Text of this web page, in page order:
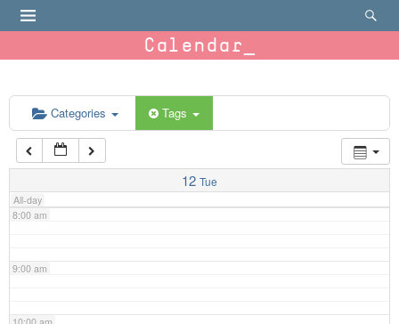
Calendar
Categories Tags
12 Tue
All-day
6:00 am
7:00 am
8:00 am
9:00 am